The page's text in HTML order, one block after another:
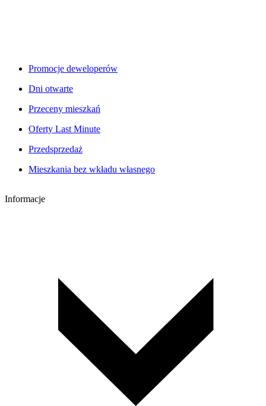
Promocje deweloperów
Dni otwarte
Przeceny mieszkań
Oferty Last Minute
Przedsprzedaż
Mieszkania bez wkładu własnego
Informacje